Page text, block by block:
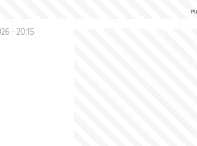
- 20:15